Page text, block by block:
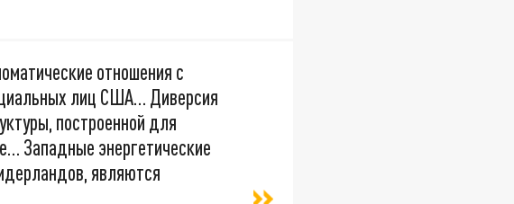
отношения с
лиц США… Диверсия
построенной для
Западные энергетические
являются